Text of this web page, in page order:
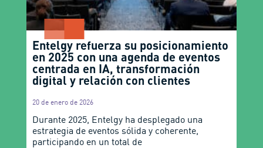
Entelgy refuerza su posicionamiento
en 2025 con una agenda de eventos
centrada en IA, transformación
digital y relación con clientes
20 de enero de 2026
Durante 2025, Entelgy ha desplegado una
estrategia de eventos sólida y coherente,
participando en un total de